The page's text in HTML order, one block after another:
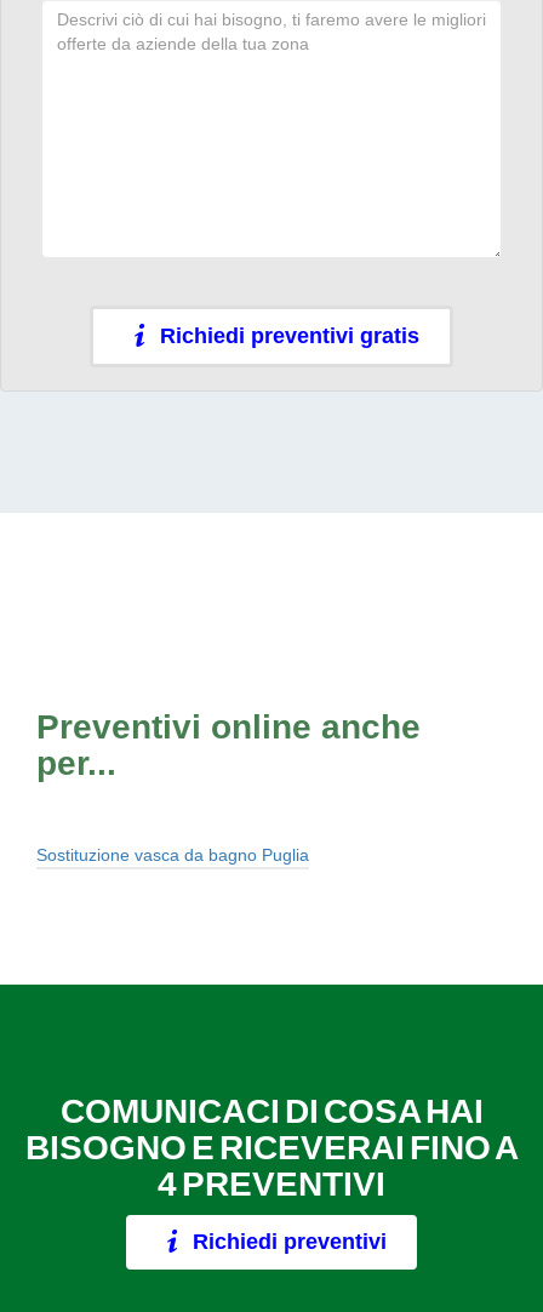
Richiedi preventivi gratis
Preventivi online anche
per...
Sostituzione vasca da bagno Puglia
COMUNICACI DI COSA HAI
BISOGNO E RICEVERAI FINO A
4 PREVENTIVI
Richiedi preventivi